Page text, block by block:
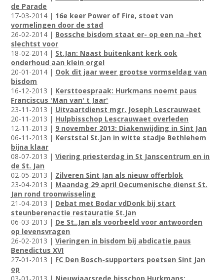
de Parade
17-03-2014 | 16e keer Power of Fire, stoet van
vormelingen door de stad
26-02-2014 | Bossche bisdom staat er- op een na -het
slechtst voor
18-02-2014 | St.Jan: Naast buitenkant kerk ook
onderhoud aan klein orgel
20-01-2014 | Ook dit jaar weer grootse vormseldag van
bisdom
16-12-2013 | Kersttoespraak: Hurkmans noemt paus
Franciscus 'Man van' t Jaar'
23-11-2013 | Uitvaartdienst mgr. Joseph Lescrauwaet
20-11-2013 | Hulpbisschop Lescrauwaet overleden
12-11-2013 | 9 november 2013: Diakenwijding in Sint Jan
06-11-2013 | Kerststal St.Jan in witte stadje Bethlehem
bijna klaar
08-07-2013 |Viering priesterdag in St Janscentrum en in
de St. Jan
02-05-2013 | Zilveren Sint Jan als nieuw offerblok
23-04-2013 | Maandag 29 april Oecumenische dienst St.
Jan rond troonwisseling
21-04-2013 | Debat met Bodar vdDonk bij start
steunberenactie restauratie St.Jan
06-03-2013 | De St..Jan als voorbeeld voor antwoorden
op levensvragen
26-02-2013 |Vieringen in bisdom bij abdicatie paus
Benedictus XVI
27-01-2013 | FC Den Bosch-supporters poetsen Sint Jan
op